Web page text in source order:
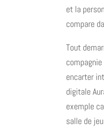
et la
compare
Tout
encarter
digitale
exemple
salle de